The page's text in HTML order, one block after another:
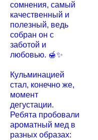
сомнения, самый
качественный и
полезный, ведь
собран он с
заботой и
любовью. 🍯✨
Кульминацией
стал, конечно же,
момент
дегустации.
Ребята пробовали
ароматный мед в
разных образах: